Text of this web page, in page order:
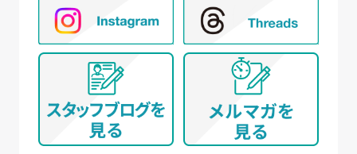
⑥ アンケートによる調査
⑦ 統計的な集計・分析、新規サービスの検討や
提案（データを公表する際は個人が特定でき
ないように配慮いたします）
(イ) 弊社とお取引き又は提携する企業、施設、団体
等 に所属する方から、WEBサイト、名刺交換
(WEB上を含む)、開催イベント、その他当社所定
の手続きを通じて取得する個人情報について